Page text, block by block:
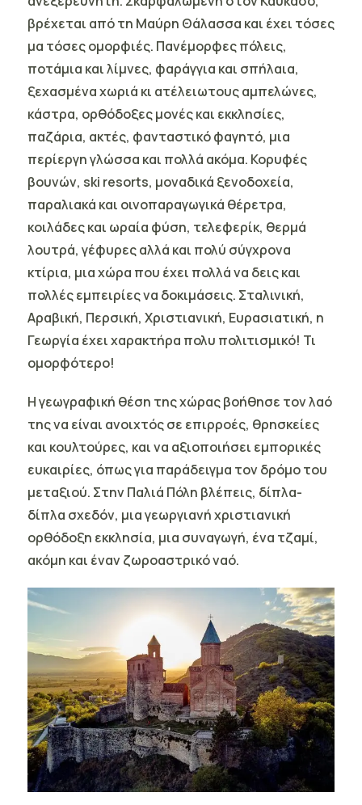
βρέχεται από τη Μαύρη Θάλασσα και έχει τόσες
μα τόσες ομορφιές. Πανέμορφες πόλεις,
ποτάμια και λίμνες, φαράγγια και σπήλαια,
ξεχασμένα χωριά κι ατέλειωτους αμπελώνες,
κάστρα, ορθόδοξες μονές και εκκλησίες,
παζάρια, ακτές, φανταστικό φαγητό, μια
περίεργη γλώσσα και πολλά ακόμα. Κορυφές
βουνών, ski resorts, μοναδικά ξενοδοχεία,
παραλιακά και οινοπαραγωγικά θέρετρα,
κοιλάδες και ωραία φύση, τελεφερίκ, θερμά
λουτρά, γέφυρες αλλά και πολύ σύγχρονα
κτίρια, μια χώρα που έχει πολλά να δεις και
πολλές εμπειρίες να δοκιμάσεις. Σταλινική,
Αραβική, Περσική, Χριστιανική, Ευρασιατική, η
Γεωργία έχει χαρακτήρα πολυ πολιτισμικό! Τι
ομορφότερο!
H γεωγραφική θέση της χώρας βοήθησε τον λαό
της να είναι ανοιχτός σε επιρροές, θρησκείες
και κουλτούρες, και να αξιοποιήσει εμπορικές
ευκαιρίες, όπως για παράδειγμα τον δρόμο του
μεταξιού. Στην Παλιά Πόλη βλέπεις, δίπλα-
δίπλα σχεδόν, μια γεωργιανή χριστιανική
ορθόδοξη εκκλησία, μια συναγωγή, ένα τζαμί,
ακόμη και έναν ζωροαστρικό ναό.